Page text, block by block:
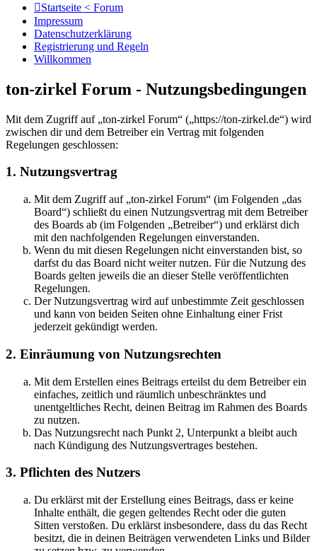
Startseite < Forum
Impressum
Datenschutzerklärung
Registrierung und Regeln
Willkommen
ton-zirkel Forum - Nutzungsbedingungen
Mit dem Zugriff auf „ton-zirkel Forum“ („https://ton-zirkel.de“) wird
zwischen dir und dem Betreiber ein Vertrag mit folgenden
Regelungen geschlossen:
1. Nutzungsvertrag
Mit dem Zugriff auf „ton-zirkel Forum“ (im Folgenden „das
Board“) schließt du einen Nutzungsvertrag mit dem Betreiber
des Boards ab (im Folgenden „Betreiber“) und erklärst dich
mit den nachfolgenden Regelungen einverstanden.
Wenn du mit diesen Regelungen nicht einverstanden bist, so
darfst du das Board nicht weiter nutzen. Für die Nutzung des
Boards gelten jeweils die an dieser Stelle veröffentlichten
Regelungen.
Der Nutzungsvertrag wird auf unbestimmte Zeit geschlossen
und kann von beiden Seiten ohne Einhaltung einer Frist
jederzeit gekündigt werden.
2. Einräumung von Nutzungsrechten
Mit dem Erstellen eines Beitrags erteilst du dem Betreiber ein
einfaches, zeitlich und räumlich unbeschränktes und
unentgeltliches Recht, deinen Beitrag im Rahmen des Boards
zu nutzen.
Das Nutzungsrecht nach Punkt 2, Unterpunkt a bleibt auch
nach Kündigung des Nutzungsvertrages bestehen.
3. Pflichten des Nutzers
Du erklärst mit der Erstellung eines Beitrags, dass er keine
Inhalte enthält, die gegen geltendes Recht oder die guten
Sitten verstoßen. Du erklärst insbesondere, dass du das Recht
besitzt, die in deinen Beiträgen verwendeten Links und Bilder